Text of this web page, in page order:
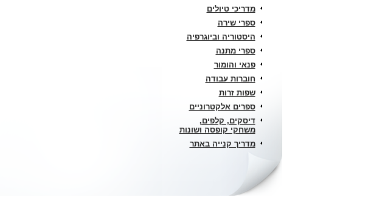
מדריכי טיולים
ספרי שירה
היסטוריה וביוגרפיה
ספרי מתנה
פנאי והומור
חוברות עבודה
שפות זרות
ספרים אלקטרוניים
דיסקים, קלפים,
משחקי קופסה ושונות
מדריך קנייה באתר